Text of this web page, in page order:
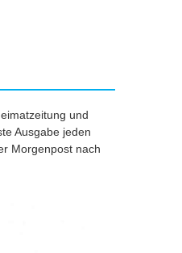
und
Ausgabe jeden
Morgenpost nach